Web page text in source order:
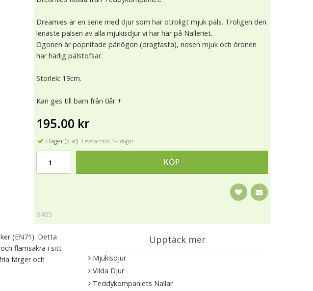
Dreamies är en serie med djur som har otroligt mjuk päls. Troligen den
lenaste pälsen av alla mjukisdjur vi har här på Nalleriet.
Ögonen är popnitade pärlögon (dragfasta), nosen mjuk och öronen
har härlig pälstofsar.
Storlek: 19cm.
Kan ges till barn från 0år +
195.00 kr
I lager (2 st) Leveranstid: 1-4 dagar
KÖP
9465
(EN71). Detta
flamsäkra i sitt
färger och
Upptäck mer
Mjukisdjur
Vilda Djur
Teddykompaniets Nallar